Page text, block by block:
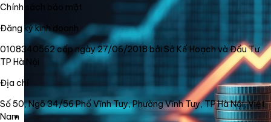
Chính sách bảo mật
Đăng ký kinh doanh
0108340562 cấp ngày 27/06/2018 bởi Sở Kế Hoạch và Đầu Tư
TP Hà Nội
Địa chỉ
Số 50, Ngõ 34/56 Phố Vĩnh Tuy, Phường Vĩnh Tuy, TP Hà Nội, Việt
Nam